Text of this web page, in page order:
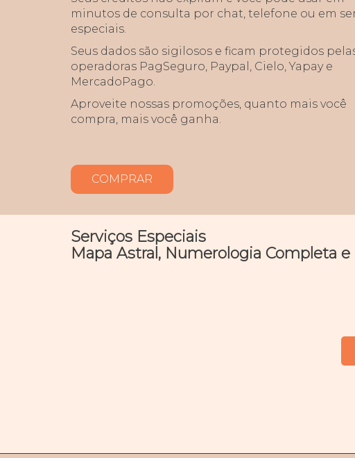
minutos de consulta por chat, telefone ou em
especiais.
Seus dados são sigilosos e ficam protegidos
operadoras PagSeguro, Paypal, Cielo, Yapay e
MercadoPago.
Aproveite nossas promoções, quanto mais você
compra, mais você ganha.
COMPRAR
Serviços Especiais
Mapa Astral, Numerologia Completa